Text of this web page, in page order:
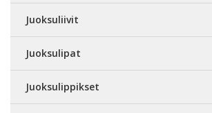
Juoksuliivit
Juoksulipat
Juoksulippikset